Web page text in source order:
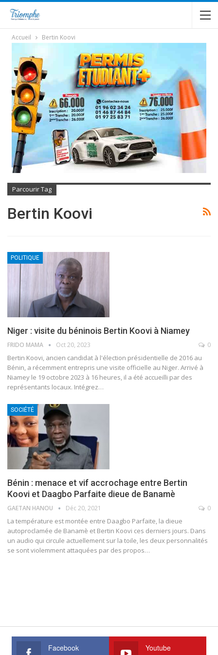
Accueil Bertin Koovi
Parcourir Tag
Bertin Koovi
POLITIQUE
Niger : visite du béninois Bertin Koovi à Niamey
FRIDO MAMA Oct 20, 2023 0
Bertin Koovi, ancien candidat à l'élection présidentielle de 2016 au
Bénin, a récemment entrepris une visite officielle au Niger. Arrivé à
Niamey le 19 octobre 2023 à 16 heures, il a été accueilli par des
représentants locaux. Intégrez…
SOCIÉTÉ
Bénin : menace et vif accrochage entre Bertin
Koovi et Daagbo Parfaite dieue de Banamè
GAETAN HANOU Déc 20, 2021 0
La température est montée entre Daagbo Parfaite, la dieue
autoproclamée de Banamè et Bertin Koovi ces derniers jours. Dans
un audio qui circule actuellement sur la toile, les deux personnalités
se sont violemment attaquées par des propos…
Facebook Youtube